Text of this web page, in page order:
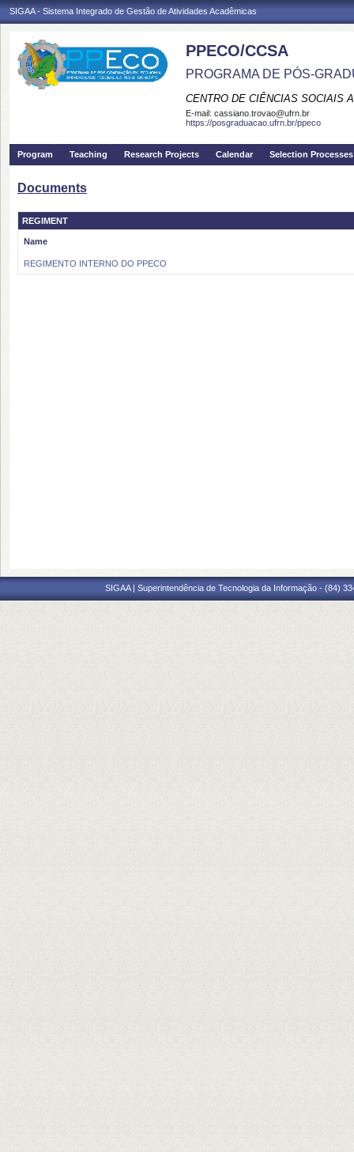
SIGAA - Sistema Integrado de Gestão de Atividades Acadêmicas
PPECO/CCSA
PROGRAMA DE PÓS-
CENTRO DE CIÊNCIAS SOCIAIS
E-mail: cassiano.trovao@ufrn.br
https://posgraduacao.ufrn.br/ppeco
Program Teaching Research Projects Calendar Selection Processes
Documents
REGIMENT
Name
REGIMENTO INTERNO DO PPECO
SIGAA | Superintendência de Tecnologia da Informação - (84)